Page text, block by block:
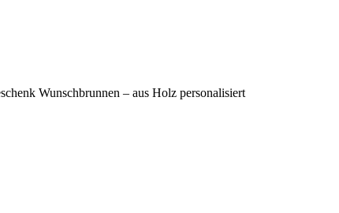
Wunschbrunnen – aus Holz personalisiert